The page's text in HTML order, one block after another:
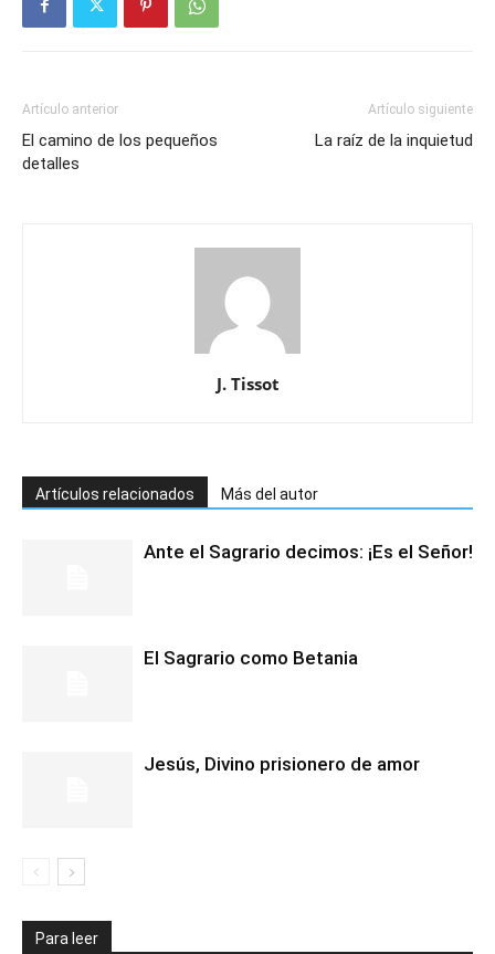
Artículo anterior
El camino de los pequeños
detalles
Artículo siguiente
La raíz de la inquietud
J. Tissot
Artículos relacionados Más del autor
Ante el Sagrario decimos: ¡Es el Señor!
El Sagrario como Betania
Jesús, Divino prisionero de amor
Para leer